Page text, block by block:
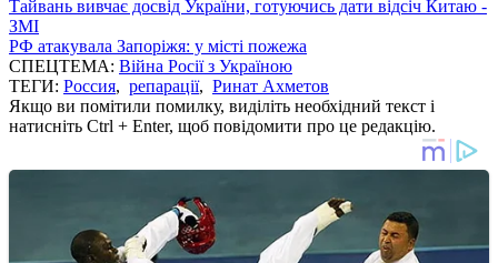
Тайвань вивчає досвід України, готуючись дати відсіч Китаю -
ЗМІ
РФ атакувала Запоріжя: у місті пожежа
СПЕЦТЕМА: Війна Росії з Україною
ТЕГИ: Россия, репарації, Ринат Ахметов
Якщо ви помітили помилку, виділіть необхідний текст і
натисніть Ctrl + Enter, щоб повідомити про це редакцію.